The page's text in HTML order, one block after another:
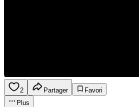
2 Partager
Favori
Plus